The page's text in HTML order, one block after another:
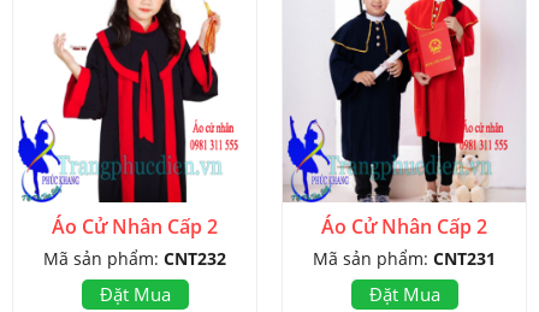
Áo Cử Nhân Cấp 2
Mã sản phẩm: CNT232
Đặt Mua
Áo Cử Nhân Cấp 2
Mã sản phẩm: CNT231
Đặt Mua